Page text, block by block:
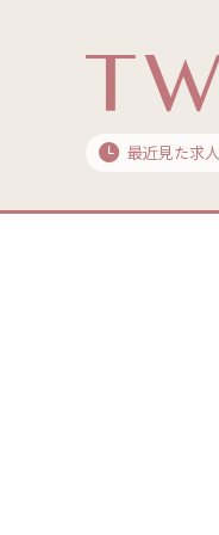
最近見た求人